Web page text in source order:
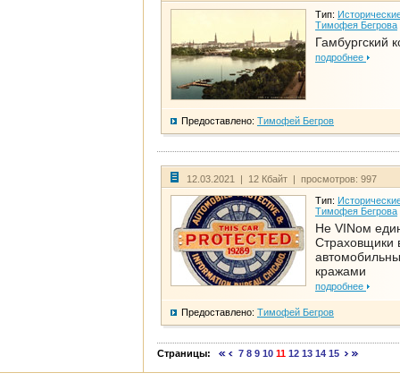
Тип:
Тимофея Бегрова
Гамбургский
подробнее
Предоставлено: Тимофей Бегров
12.03.2021 | 12 Кбайт | просмотров: 997
Тип:
Тимофея Бегрова
Не VINом
Страховщики
кражами
подробнее
Предоставлено: Тимофей Бегров
Страницы: 7 8 9 10 11 12 13 14 15